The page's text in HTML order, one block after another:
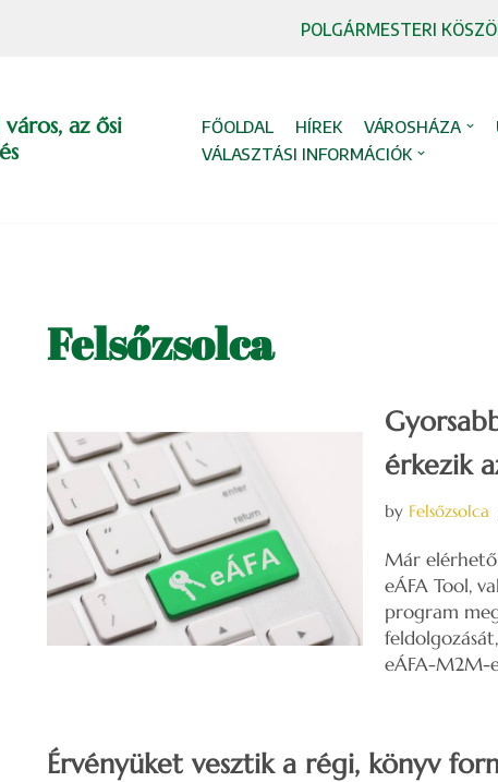
POLGÁRMESTERI
az ősi
FŐOLDAL HÍREK VÁROSHÁZA
VÁLASZTÁSI INFORMÁCIÓK
Felsőzsolca
érkezik
by Felsőzsolca
Már elérhető
eÁFA Tool,
program
eÁFA-M2M-
Érvényüket vesztik a régi, könyv